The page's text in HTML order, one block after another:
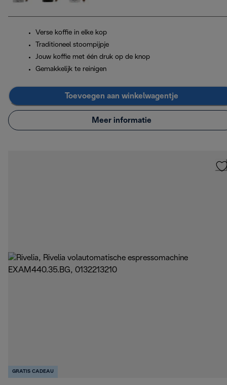
Verse koffie in elke kop
Traditioneel stoompijpje
Jouw koffie met één druk op de knop
Gemakkelijk te reinigen
Toevoegen aan winkelwagentje
Meer informatie
GRATIS CADEAU